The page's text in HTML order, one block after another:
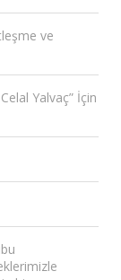
ve
Yalvaç” İçin